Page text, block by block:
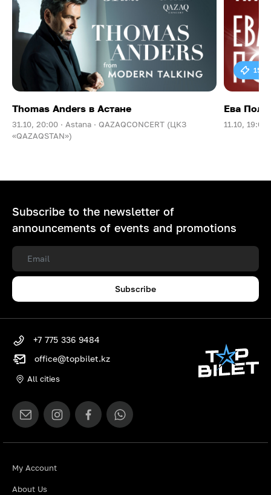
Thomas Anders в Астане
31.10, 20:00 · Astana · QAZAQCONCERT (ЦКЗ
«QAZAQSTAN»)
15
Ева
11.10, 19:00
Subscribe to the newsletter of
announcements of events and promotions
Subscribe
My Account
About Us
+7 775 336 9484
office@topbilet.kz
All cities